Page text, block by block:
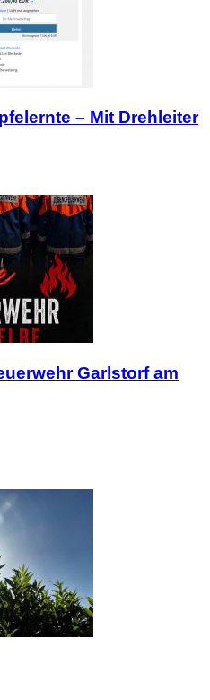
– Mit Drehleiter
Garlstorf am